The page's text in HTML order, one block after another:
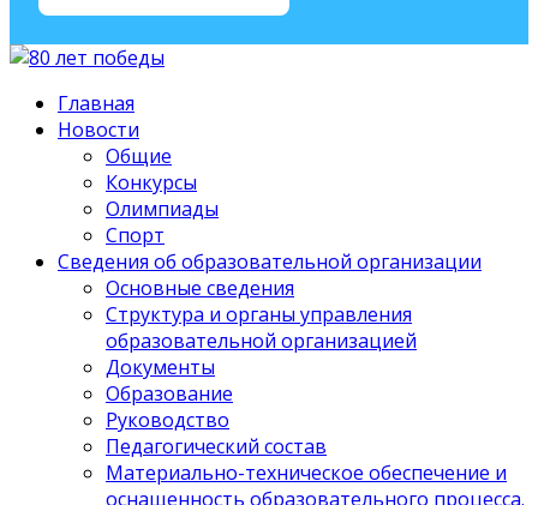
Главная
Новости
Общие
Конкурсы
Олимпиады
Спорт
Сведения об образовательной организации
Основные сведения
Структура и органы управления
образовательной организацией
Документы
Образование
Руководство
Педагогический состав
Материально-техническое обеспечение и
оснащенность образовательного процесса.